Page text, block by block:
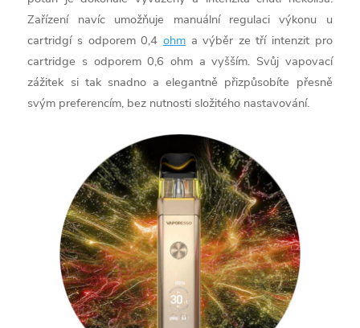
Zařízení navíc umožňuje manuální regulaci výkonu u
cartridgí s odporem 0,4 ohma výběr ze tří intenzit pro
cartridge s odporem 0,6 ohm a vyšším. Svůj vapovací
zážitek si tak snadno a elegantně přizpůsobíte přesně
svým preferencím, bez nutnosti složitého nastavování.